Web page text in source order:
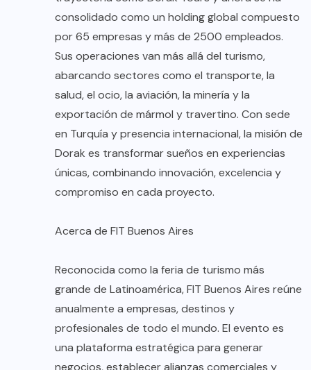
consolidado como un holding global compuesto
por 65 empresas y más de 2500 empleados.
Sus operaciones van más allá del turismo,
abarcando sectores como el transporte, la
salud, el ocio, la aviación, la minería y la
exportación de mármol y travertino. Con sede
en Turquía y presencia internacional, la misión de
Dorak es transformar sueños en experiencias
únicas, combinando innovación, excelencia y
compromiso en cada proyecto.
Acerca de FIT Buenos Aires
Reconocida como la feria de turismo más
grande de Latinoamérica, FIT Buenos Aires reúne
anualmente a empresas, destinos y
profesionales de todo el mundo. El evento es
una plataforma estratégica para generar
negocios, establecer alianzas comerciales y